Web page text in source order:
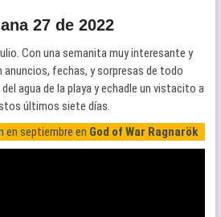
27 de 2022
Con una semanita muy interesante y
anuncios, fechas, y sorpresas de todo
agua de la playa y echadle un vistacito a
últimos siete días.
en septiembre en God of War Ragnarök